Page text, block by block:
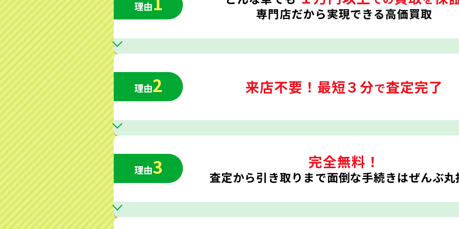
理由 専門店だから実現できる高価買取
理由2 来店不要！ 最短３分で査定完了
理由3 完全無料！
査定から引き取りまで面倒な手続きはぜんぶ